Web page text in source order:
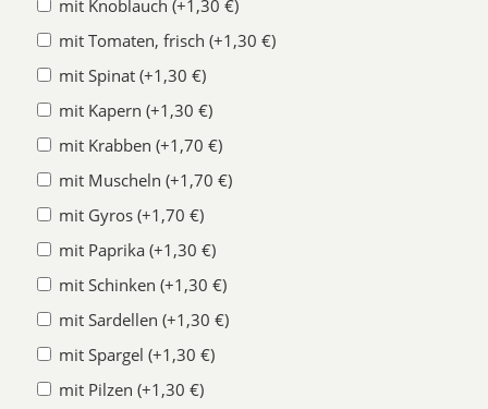
mit Knoblauch (+1,30 €)
mit Tomaten, frisch (+1,30 €)
mit Spinat (+1,30 €)
mit Kapern (+1,30 €)
mit Krabben (+1,70 €)
mit Muscheln (+1,70 €)
mit Gyros (+1,70 €)
mit Paprika (+1,30 €)
mit Schinken (+1,30 €)
mit Sardellen (+1,30 €)
mit Spargel (+1,30 €)
mit Pilzen (+1,30 €)